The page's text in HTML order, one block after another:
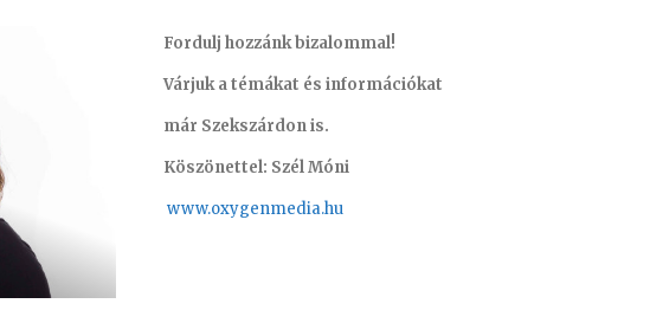
Fordulj hozzánk bizalommal!
Várjuk a témákat és információkat
már Szekszárdon is.
Köszönettel: Szél Móni
www.oxygenmedia.hu